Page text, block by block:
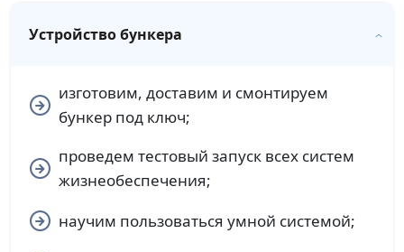
Устройство бункера
изготовим, доставим и смонтируем
бункер под ключ;
проведем тестовый запуск всех систем
жизнеобеспечения;
научим пользоваться умной системой;